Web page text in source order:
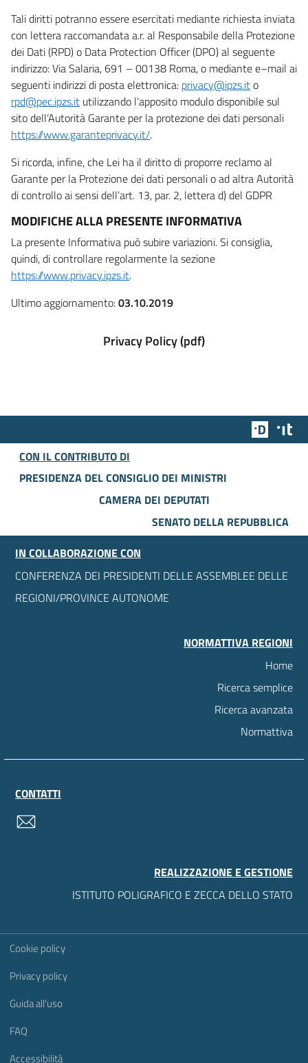
Tali diritti potranno essere esercitati mediante richiesta inviata
con lettera raccomandata a.r. al Responsabile della Protezione
dei Dati (RPD) o Data Protection Officer (DPO) al seguente
indirizzo: Via Salaria, 691 – 00138 Roma, o mediante e–mail ai
seguenti indirizzi di posta elettronica: privacy@ipzs.ito
rpd@pec.ipzs.it utilizzando l’apposito modulo disponibile sul
sito dell’Autorità Garante per la protezione dei dati personali
https://www.garanteprivacy.it/.
Si ricorda, infine, che Lei ha il diritto di proporre reclamo al
Garante per la Protezione dei dati personali o ad altra Autorità
di controllo ai sensi dell’art. 13, par. 2, lettera d) del GDPR
MODIFICHE ALLA PRESENTE INFORMATIVA
La presente Informativa può subire variazioni. Si consiglia,
quindi, di controllare regolarmente la sezione
https://www.privacy.ipzs.it.
Ultimo aggiornamento:03.10.2019
Privacy Policy (pdf)
Team
CON IL CONTRIBUTO DI
PRESIDENZA DEL CONSIGLIO DEI MINISTRI
CAMERA DEI DEPUTATI
SENATO DELLA REPUBBLICA
IN COLLABORAZIONE CON
CONFERENZA DEI PRESIDENTI DELLE ASSEMBLEE DELLE
REGIONI/PROVINCE AUTONOME
NORMATTIVA REGIONI
Home
Ricerca semplice
Ricerca avanzata
Normattiva
CONTATTI
REALIZZAZIONE E GESTIONE
ISTITUTO POLIGRAFICO E ZECCA DELLO STATO
Sezione Link Utili
Cookie policy
Privacy policy
Guida all'uso
FAQ
Accessibilità